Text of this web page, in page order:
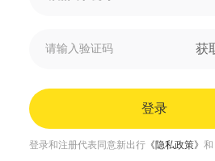
获
登录
登录和注册代表同意新出行《隐私政策》 和